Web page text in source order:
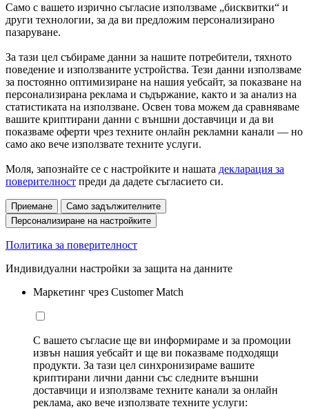
Само с вашето изрично съгласие използваме „бисквитки“ и
други технологии, за да ви предложим персонализирано
пазаруване.
За тази цел събираме данни за нашите потребители, тяхното
поведение и използваните устройства. Тези данни използваме
за постоянно оптимизиране на нашия уебсайт, за показване на
персонализирана реклама и съдържание, както и за анализ на
статистиката на използване. Освен това можем да сравняваме
вашите криптирани данни с външни доставчици и да ви
показваме оферти чрез техните онлайн рекламни канали — но
само ако вече използвате техните услуги.
Моля, запознайте се с настройките и нашата декларация за
поверителност преди да дадете съгласието си.
Приемане
Само задължителните
Персонализиране на настройките
Политика за поверителност
Индивидуални настройки за защита на данните
Маркетинг чрез Customer Match
С вашето съгласие ще ви информираме и за промоции
извън нашия уебсайт и ще ви показваме подходящи
продукти. За тази цел синхронизираме вашите
криптирани лични данни със следните външни
доставчици и използваме техните канали за онлайн
реклама, ако вече използвате техните услуги: